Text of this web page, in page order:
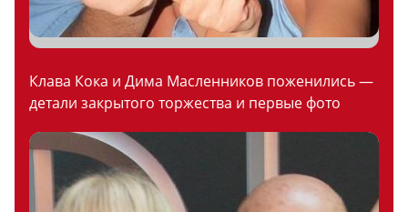
Клава Кока и Дима Масленников поженились —
детали закрытого торжества и первые фото